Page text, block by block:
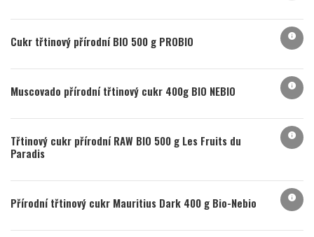
Cukr třtinový přírodní BIO 500 g PROBIO info
Muscovado přírodní třtinový cukr 400g BIO NEBIO info
Třtinový cukr přírodní RAW BIO 500 g Les Fruits du
Paradis
info
Přírodní třtinový cukr Mauritius Dark 400 g Bio-Nebio info